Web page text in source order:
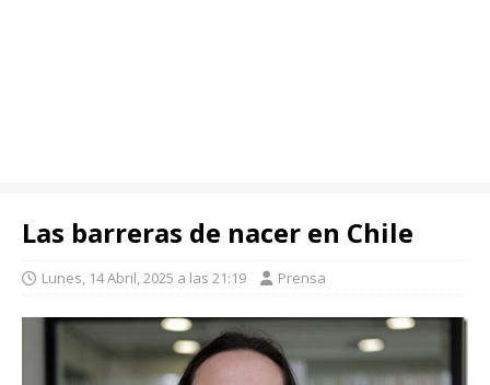
Las barreras de nacer en Chile
Lunes, 14 Abril, 2025 a las 21:19 Prensa